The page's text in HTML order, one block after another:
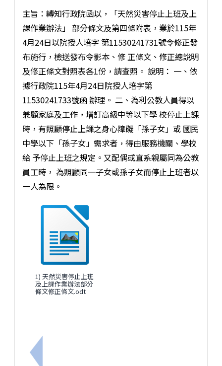
上一筆：115年地方公職人員選舉中央選舉委員會已
主旨：轉知行政院函以，「天然災害停止上班及上
課作業辦法」 部分條文及第四條附表，業於115年
4月24日以院授人培字 第11530241731號令修正發
布施行，檢送發布令影本、修 正條文、修正總說明
及修正條文對照表各1份，請查照。 說明： 一、依
據行政院115年4月24日院授人培字第
11530241733號函 辦理。 二、為利公教人員得以
兼顧家庭及工作，增訂高級中等以下學 校停止上課
時，有照顧停止上課之身心障礙「孫子女」或 國民
中學以下「孫子女」需求者，得由服務機關、學校
給 予停止上班之規定。又配偶或直系親屬同為公教
員工時， 為照顧同一子女或孫子女而停止上班者以
一人為限。
1) 天然災害停止上班
及上課作業辦法部分
條文修正條文.odt